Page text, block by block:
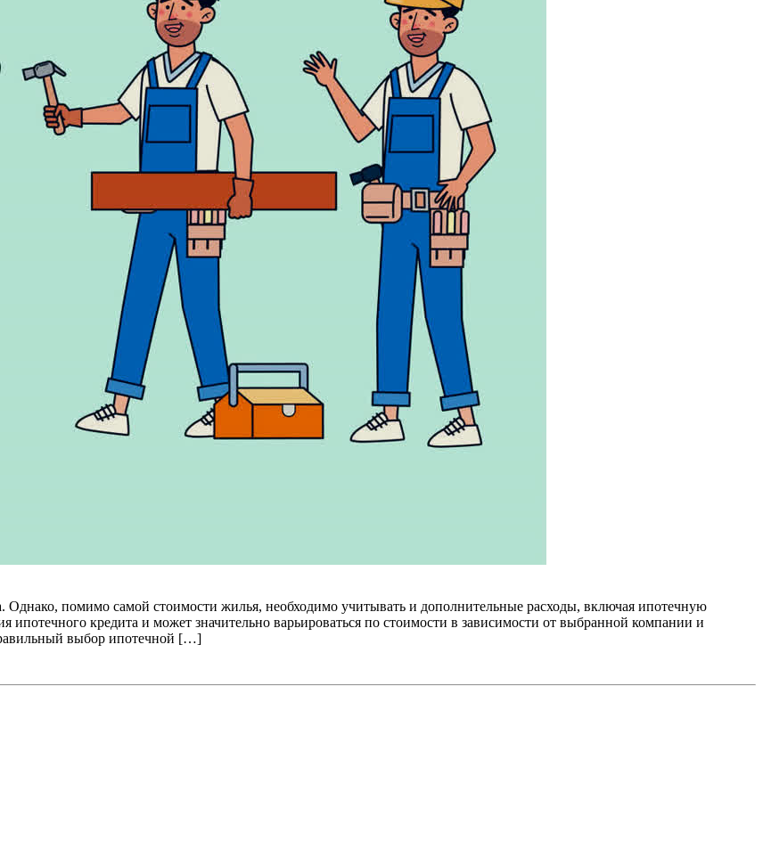
помимо самой стоимости жилья, необходимо учитывать и дополнительные расходы, включая ипотечную
ипотечного кредита и может значительно варьироваться по стоимости в зависимости от выбранной компании и
выбор ипотечной […]